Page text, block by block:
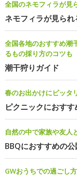
全国のネモフィラが見
ネモフィラが見られ
全国各地のおすすめ潮
るもの採り方のコツも
潮干狩りガイド
春のお出かけにピッタ
ピクニックにおす
自然の中で家族や友人
BBQにおすすめの公
GWおうちでの過ごし